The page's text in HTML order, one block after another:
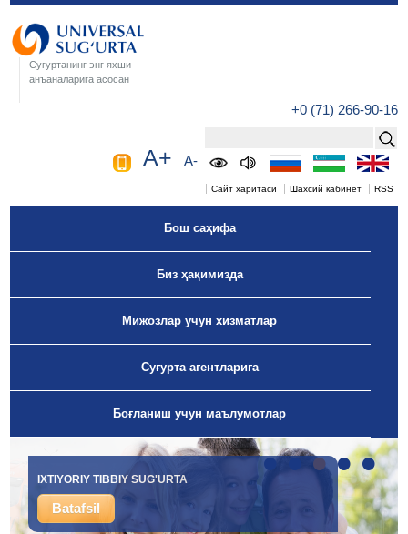
Суғуртанинг энг яхши
анъаналарига асосан
+0 (71) 266-90-16
A+ A-
Сайт харитаси Шахсий кабинет RSS
Бош саҳифа
Биз ҳақимизда
Мижозлар учун хизматлар
Суғурта агентларига
Боғланиш учун маълумотлар
IXTIYORIY TIBBIY SUG'URTA
Batafsil
•••••